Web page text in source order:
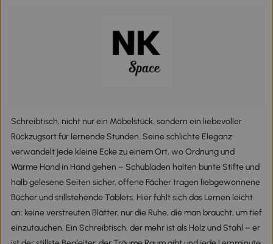
Schreibtisch, nicht nur ein Möbelstück, sondern ein liebevoller
Rückzugsort für lernende Stunden. Seine schlichte Eleganz
verwandelt jede kleine Ecke zu einem Ort, wo Ordnung und
Wärme Hand in Hand gehen – Schubladen halten bunte Stifte und
halb gelesene Seiten sicher, offene Fächer tragen liebgewonnene
Bücher und stillstehende Tablets. Hier fühlt sich das Lernen leicht
an: keine verstreuten Blätter, nur die Ruhe, die man braucht, um tief
einzutauchen. Ein Schreibtisch, der mehr ist als Holz und Stahl – er